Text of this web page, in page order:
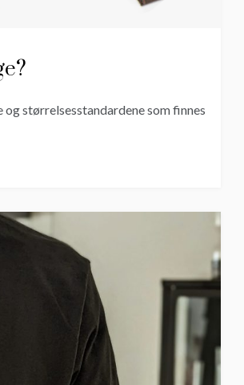
størrelsesstandardene som finnes